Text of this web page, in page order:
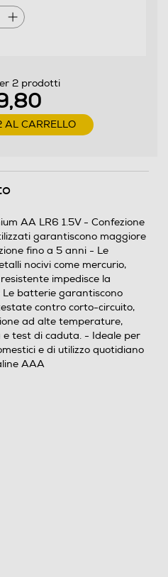
2 prodotti
AL CARRELLO
AA LR6 1.5V - Confezione
garantiscono maggiore
fino a 5 anni - Le
nocivi come mercurio,
impedisce la
batterie garantiscono
contro corto-circuito,
ad alte temperature,
e test di caduta. - Ideale per
e di utilizzo quotidiano
AAA